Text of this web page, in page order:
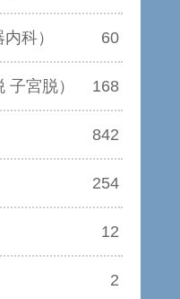
科） 60
宮脱） 168
842
254
12
2